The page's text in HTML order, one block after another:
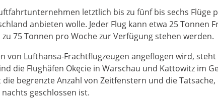
letztlich bis zu fünf bis sechs Flüge
anbieten wolle. Jeder Flug kann etwa 25 Tonnen
75 Tonnen pro Woche zur Verfügung stehen werden.
von Lufthansa-Frachtflugzeugen angeflogen wird,
die Flughäfen Okęcie in Warschau und Kattowitz im
begrenzte Anzahl von Zeitfenstern und die Tatsache,
geschlossen ist.